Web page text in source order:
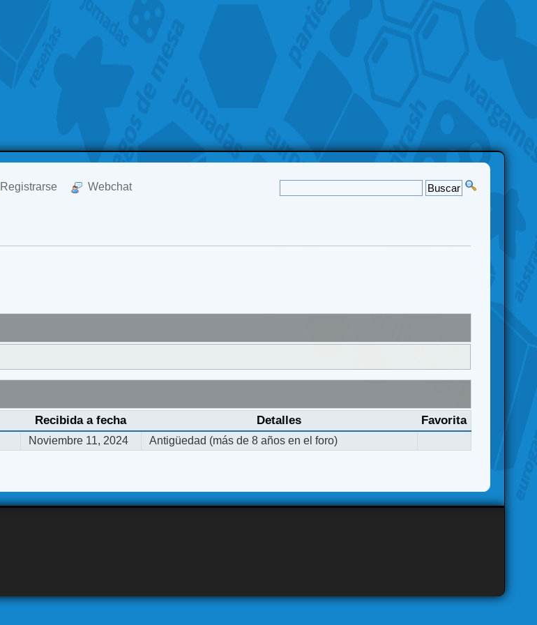
Registrarse Webchat
Recibida a fecha Detalles Favorita
Noviembre 11, 2024 Antigüedad (más de 8 años en el foro)